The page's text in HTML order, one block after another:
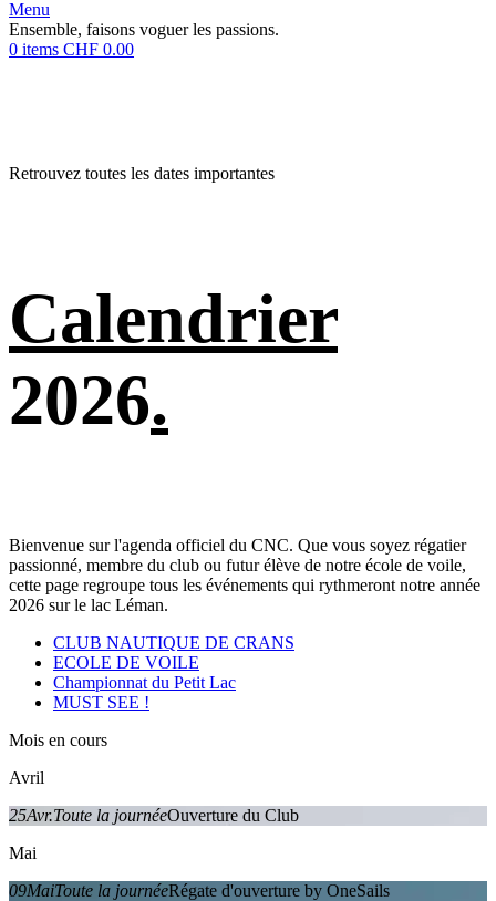
Menu
Ensemble, faisons voguer les passions.
0 items CHF 0.00
Retrouvez toutes les dates importantes
Calendrier
2026.
Bienvenue sur l'agenda officiel du CNC. Que vous soyez régatier
passionné, membre du club ou futur élève de notre école de voile,
cette page regroupe tous les événements qui rythmeront notre année
2026 sur le lac Léman.
CLUB NAUTIQUE DE CRANS
ECOLE DE VOILE
Championnat du Petit Lac
MUST SEE !
Mois en cours
Avril
25Avr.Toute la journéeOuverture du Club
Mai
09MaiToute la journéeRégate d'ouverture by OneSails